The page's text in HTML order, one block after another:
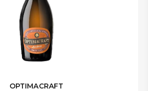
OPTIMACRAFT